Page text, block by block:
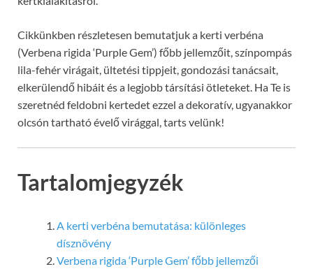
Cikkünkben részletesen bemutatjuk a kerti verbéna
(Verbena rigida ‘Purple Gem’) főbb jellemzőit, színpompás
lila-fehér virágait, ültetési tippjeit, gondozási tanácsait,
elkerülendő hibáit és a legjobb társítási ötleteket. Ha Te is
szeretnéd feldobni kertedet ezzel a dekoratív, ugyanakkor
olcsón tartható évelő virággal, tarts velünk!
Tartalomjegyzék
A kerti verbéna bemutatása: különleges
dísznövény
Verbena rigida ‘Purple Gem’ főbb jellemzői